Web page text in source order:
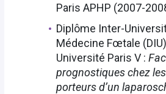
Paris APHP (2007-
Diplôme Inter-
Médecine Fœtale
Université Paris V :
prognostiques chez
porteurs d’un